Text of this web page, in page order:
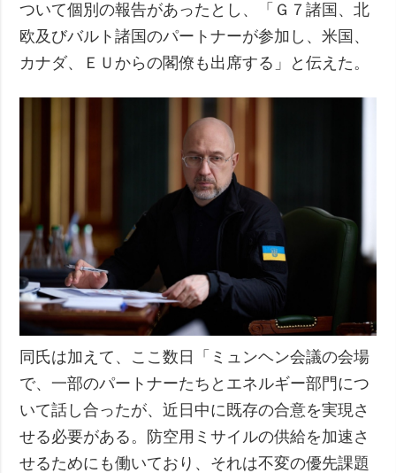
ついて個別の報告があったとし、「Ｇ７諸国、北
欧及びバルト諸国のパートナーが参加し、米国、
カナダ、ＥＵからの閣僚も出席する」と伝えた。
同氏は加えて、ここ数日「ミュンヘン会議の会場
で、一部のパートナーたちとエネルギー部門につ
いて話し合ったが、近日中に既存の合意を実現さ
せる必要がある。防空用ミサイルの供給を加速さ
せるためにも働いており、それは不変の優先課題